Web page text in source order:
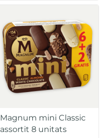
Magnum mini Classic
assortit 8 unitats